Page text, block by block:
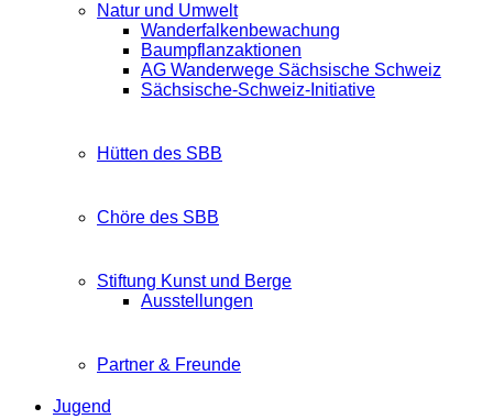
Natur und Umwelt
Wanderfalkenbewachung
Baumpflanzaktionen
AG Wanderwege Sächsische Schweiz
Sächsische-Schweiz-Initiative
Hütten des SBB
Chöre des SBB
Stiftung Kunst und Berge
Ausstellungen
Partner & Freunde
Jugend